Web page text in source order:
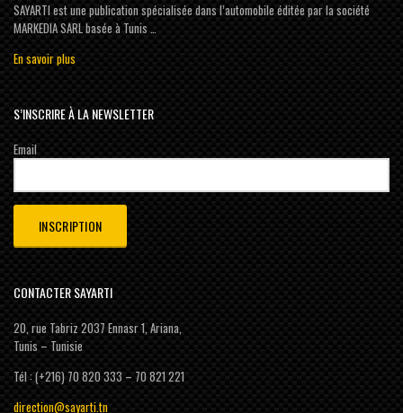
SAYARTI est une publication spécialisée dans l’automobile éditée par la société
MARKEDIA SARL basée à Tunis …
En savoir plus
S’INSCRIRE À LA NEWSLETTER
Email
CONTACTER SAYARTI
20, rue Tabriz 2037 Ennasr 1, Ariana,
Tunis – Tunisie
Tél : (+216) 70 820 333 – 70 821 221
direction@sayarti.tn